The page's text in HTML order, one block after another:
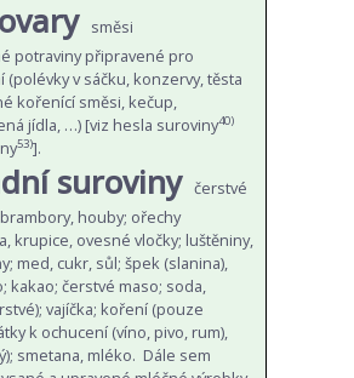
směsi
potraviny připravené pro
(polévky v sáčku, konzervy, těsta
kořenící směsi, kečup,
jídla, …) [viz hesla suroviny40)
53)].
suroviny čerstvé
houby; ořechy
krupice, ovesné vločky; luštěniny,
med, cukr, sůl; špek (slanina),
kakao; čerstvé maso; soda,
vajíčka; koření (pouze
k ochucení (víno, pivo, rum),
smetana, mléko. Dále sem